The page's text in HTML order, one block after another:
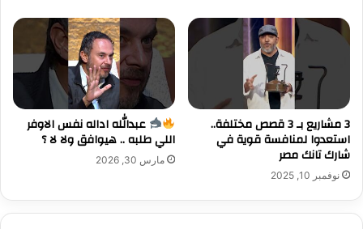
3 مشاريع بـ 3 قصص مختلفة..
استعدوا لمنافسة قوية في
شارك تانك مصر
نوفمبر 10, 2025
عبدالله اداله نفس الاوفر
اللي طلبه .. هيوافق ولا لا ؟
مارس 30, 2026